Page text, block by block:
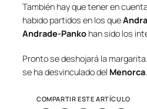
También hay que tener en
habido partidos en los que
Andrade-Panko han sido los
Pronto se deshojará la
se ha desvinculado del Menorca.
COMPARTIR ESTE ARTÍCULO